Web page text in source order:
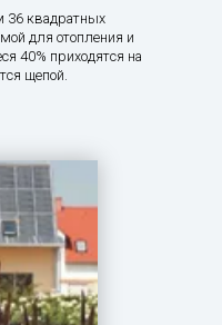
36 квадратных
для отопления и
40% приходятся на
щепой.